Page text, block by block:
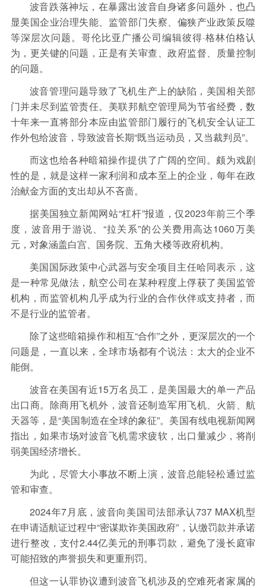
波音跌落神坛，在暴露出波音自身诸多问题外，也凸
显美国企业治理失能、监管部门失察、偏狭产业政策反噬
等深层次问题。哥伦比亚广播公司编辑彼得·格林伯格认
为，更关键的问题，正是有关审查、政府监督、质量控制
的问题。
波音管理问题导致了飞机生产上的缺陷，美国相关部
门并未尽到监管责任。美联邦航空管理局为节省经费，数
十年来一直将部分本应由监管部门履行的飞机安全认证工
作外包给波音，导致波音长期“既当运动员，又当裁判员”。
而这也给各种暗箱操作提供了广阔的空间。颇为戏剧
性的是，就是这样一家利润和成本至上的企业，每年在政
治献金方面的支出却从不吝啬。
据美国独立新闻网站“杠杆”报道，仅2023年前三个季
度，波音用于游说、“拉关系”的公关费用高达1060万美
元，对象涵盖白宫、国务院、五角大楼等政府机构。
美国国际政策中心武器与安全项目主任哈同表示，这
是一种常见做法，航空公司在某种程度上俘获了美国监管
机构，而监管机构几乎成为行业的合作伙伴或支持者，而
不是行业的监管者。
除了这些暗箱操作和相互“合作”之外，更深层次的一个
问题是，一直以来，全球市场都有个说法：太大的企业不
能倒。
波音在美国有近15万名员工，是美国最大的单一产品
出口商。除商用飞机外，波音还制造军用飞机、火箭、航
天器等，是“美国制造在全球的象征”。美国有线电视新闻网
指出，如果市场对波音飞机需求疲软，出口量减少，将削
弱美国经济增长。
为此，尽管大小事故不断上演，波音总能轻松通过监
管和审查。
2024年7月底，波音向美国司法部承认737 MAX机型
在申请适航证过程中“密谋欺诈美国政府”，认缴罚款并承诺
进行整改，支付2.44亿美元的刑事罚款，避免了漫长庭审
可能招致的声誉损失和更重刑罚。
但这一认罪协议遭到波音飞机涉及的空难死者家属的